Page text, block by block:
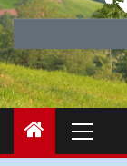
Menu